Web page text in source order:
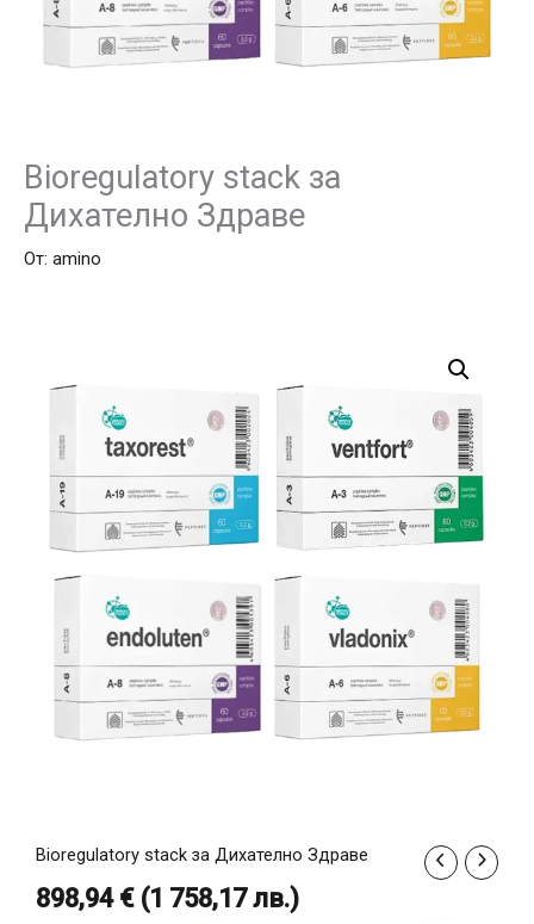
Bioregulatory stack за
Дихателно Здраве
От: amino
Bioregulatory stack за Дихателно Здраве
898,94 € (1 758,17лв.)
количество
за